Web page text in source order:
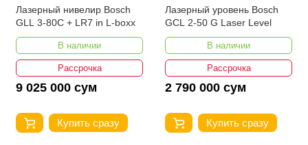
Лазерный нивелир Bosch
GLL 3-80C + LR7 in L-boxx
В наличии
Рассрочка
9 025 000 сум
Купить сразу
Лазерный уровень Bosch
GCL 2-50 G Laser Level
В наличии
Рассрочка
2 790 000 сум
Купить сразу